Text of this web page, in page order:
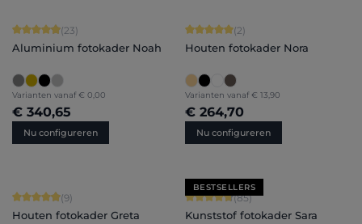
Gemiddelde score van 4.91 op 5 sterren
(23)
Aluminium fotokader Noah
Varianten vanaf € 0,00
€ 340,65
Nu configureren
Gemiddelde score van 5 op 5 sterren
(2)
Houten fotokader Nora
Varianten vanaf € 13,90
€ 264,70
Nu configureren
Gemiddelde score van 4.89 op 5 sterren
(9)
Houten fotokader Greta
BESTSELLERS
Gemiddelde score van 4.71 op 5
(85)
Kunststof fotokader Sara